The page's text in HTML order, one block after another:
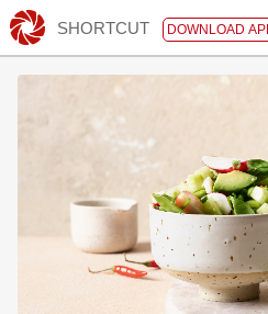
SHORTCUT DOWNLOAD